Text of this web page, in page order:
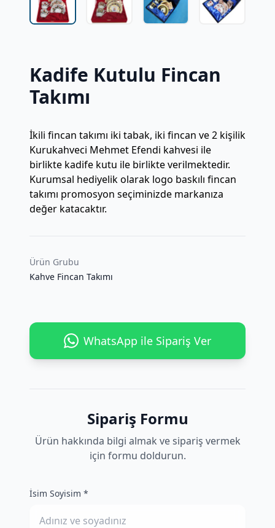
Kadife Kutulu Fincan
Takımı
İkili fincan takımı iki tabak, iki fincan ve 2 kişilik
Kurukahveci Mehmet Efendi kahvesi ile
birlikte kadife kutu ile birlikte verilmektedir.
Kurumsal hediyelik olarak logo baskılı fincan
takımı promosyon seçiminizde markanıza
değer katacaktır.
Ürün Grubu
Kahve Fincan Takımı
WhatsApp ile Sipariş Ver
Sipariş Formu
Ürün hakkında bilgi almak ve sipariş vermek
için formu doldurun.
İsim Soyisim *